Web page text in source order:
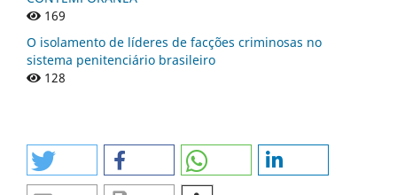
169
O isolamento de líderes de facções criminosas no
sistema penitenciário brasileiro
128